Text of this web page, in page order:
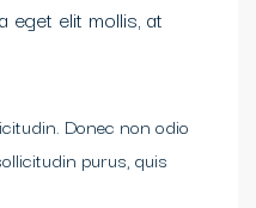
eget elit mollis, at
Donec non odio
purus, quis